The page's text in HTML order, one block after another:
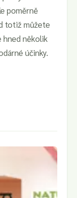
poměrně
totiž můžete
hned několik
účinky.